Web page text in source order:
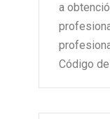
a
Código